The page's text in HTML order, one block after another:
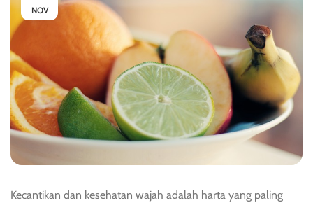
NOV
Kecantikan dan kesehatan wajah adalah harta yang paling